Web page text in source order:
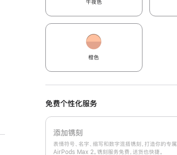
午夜色
橙色
免费个性化服务
添加镌刻
表情符号、名字、缩写和数字混搭镌刻，打造你的专属
AirPods Max 2。镌刻服务免费，送货也快捷。